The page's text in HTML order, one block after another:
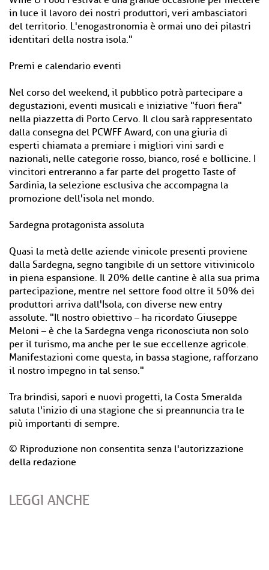
in luce il lavoro dei nostri produttori, veri ambasciatori
del territorio. L'enogastronomia è ormai uno dei pilastri
identitari della nostra isola."
Premi e calendario eventi
Nel corso del weekend, il pubblico potrà partecipare a
degustazioni, eventi musicali e iniziative "fuori fiera"
nella piazzetta di Porto Cervo. Il clou sarà rappresentato
dalla consegna del PCWFF Award, con una giuria di
esperti chiamata a premiare i migliori vini sardi e
nazionali, nelle categorie rosso, bianco, rosé e bollicine. I
vincitori entreranno a far parte del progetto Taste of
Sardinia, la selezione esclusiva che accompagna la
promozione dell'isola nel mondo.
Sardegna protagonista assoluta
Quasi la metà delle aziende vinicole presenti proviene
dalla Sardegna, segno tangibile di un settore vitivinicolo
in piena espansione. Il 20% delle cantine è alla sua prima
partecipazione, mentre nel settore food oltre il 50% dei
produttori arriva dall'Isola, con diverse new entry
assolute. "Il nostro obiettivo – ha ricordato Giuseppe
Meloni – è che la Sardegna venga riconosciuta non solo
per il turismo, ma anche per le sue eccellenze agricole.
Manifestazioni come questa, in bassa stagione, rafforzano
il nostro impegno in tal senso."
Tra brindisi, sapori e nuovi progetti, la Costa Smeralda
saluta l'inizio di una stagione che si preannuncia tra le
più importanti di sempre.
© Riproduzione non consentita senza l'autorizzazione
della redazione
LEGGI ANCHE